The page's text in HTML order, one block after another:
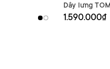
Dây lưng
1.590.000₫